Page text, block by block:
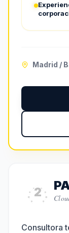
Madrid /
2
Consultora